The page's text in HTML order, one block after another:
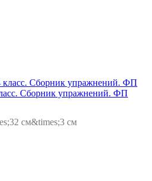
Сборник упражнений. ФП
см&times;3 см